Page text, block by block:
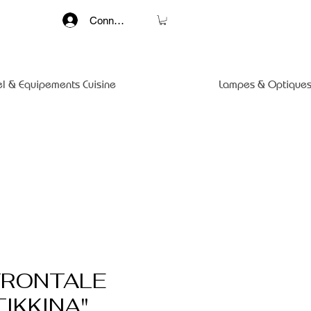
Connexion
& Equipements Cuisine Lampes &